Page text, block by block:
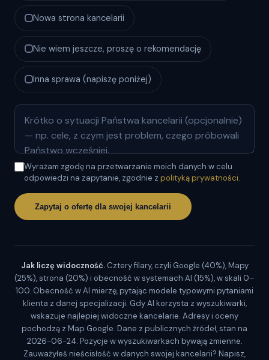
Nowa strona kancelarii
Nie wiem jeszcze, proszę o rekomendację
Inna sprawa (napiszę poniżej)
Wyrażam zgodę na przetwarzanie moich danych w celu
odpowiedzi na zapytanie, zgodnie z polityką prywatności.
Zapytaj o ofertę dla swojej kancelarii
Jak liczę widoczność.Cztery filary, czyli Google (40%), Mapy
(25%), strona (20%) i obecność w systemach AI (15%), w skali 0–
100. Obecność w AI mierzę, pytając modele typowymi pytaniami
klienta z danej specjalizacji. Gdy AI korzysta z wyszukiwarki,
wskazuje najlepiej widoczne kancelarie. Adresy i oceny
pochodzą z Map Google. Dane z publicznych źródeł, stan na
2026-06-24. Pozycje w wyszukiwarkach bywają zmienne.
Zauważyłeś nieścisłość w danych swojej kancelarii? Napisz,